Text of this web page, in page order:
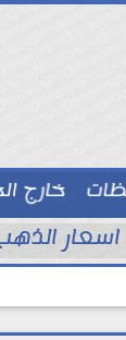
خارج
اسعار الذهب اليوم